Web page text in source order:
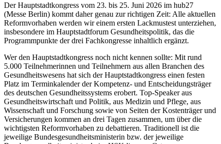
Der Hauptstadtkongress vom 23. bis 25. Juni 2026 im hub27
(Messe Berlin) kommt daher genau zur richtigen Zeit: Alle aktuellen
Reformvorhaben werden wir einem ersten Lackmustest unterziehen,
insbesondere im Hauptstadtforum Gesundheitspolitik, das die
Programmpunkte der drei Fachkongresse inhaltlich ergänzt.
Wer den Hauptstadtkongress noch nicht kennen sollte: Mit rund
5.000 Teilnehmerinnen und Teilnehmern aus allen Branchen des
Gesundheitswesens hat sich der Hauptstadtkongress einen festen
Platz im Terminkalender der Kompetenz- und Entscheidungsträger
des deutschen Gesundheitssystems erobert. Top-Speaker aus
Gesundheitswirtschaft und Politik, aus Medizin und Pflege, aus
Wissenschaft und Forschung sowie von Seiten der Kostenträger und
Versicherungen kommen an drei Tagen zusammen, um über die
wichtigsten Reformvorhaben zu debattieren. Traditionell ist die
jeweilige Bundesgesundheitsministerin bzw. der jeweilige